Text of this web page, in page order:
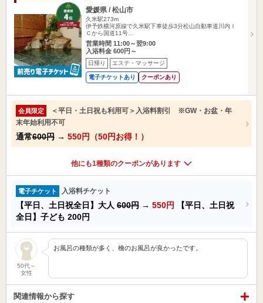
愛媛県 / 松山市
久米駅273m
伊予鉄横河原線で久米駅下車徒歩3分松山自動車道川内Ｉ
Ｃから国道11号…
営業時間 11:00～翌9:00
入浴料金 600円～
日帰り エステ・マッサージ
電子チケットあり クーポンあり
会員限定
＜平日・土日祝も利用可＞入浴料割引 ※GW・お盆・年
末年始利用不可
通常600円 → 550円（50円お得！）
他にも1種類のクーポンがあります
電子チケット 入浴料チケット
【平日、土日祝全日】大人 600円 → 550円
【平日、土日祝
全日】子ども 200円
50代～
女性
お風呂の種類が多く、檜のお風呂が良かったです。
関連情報から探す